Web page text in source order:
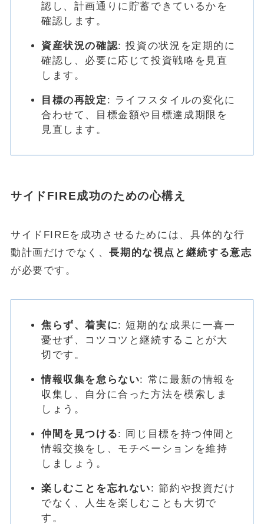
認し、計画通りに貯蓄できているかを
確認します。
資産状況の確認: 投資の状況を定期的に
確認し、必要に応じて投資戦略を見直
します。
目標の再設定 : ライフスタイルの変化に
合わせて、目標金額や目標達成期限を
見直します。
サイドFIRE成功のための心構え
サイドFIREを成功させるためには、具体的な行
動計画だけでなく、長期的な視点と継続する意志
が必要です。
焦らず、着実に: 短期的な成果に一喜一
憂せず、コツコツと継続することが大
切です。
情報収集を怠らない: 常に最新の情報を
収集し、自分に合った方法を模索しま
しょう。
仲間を見つける: 同じ目標を持つ仲間と
情報交換をし、モチベーションを維持
しましょう。
楽しむことを忘れない: 節約や投資だけ
でなく、人生を楽しむことも大切で
す。